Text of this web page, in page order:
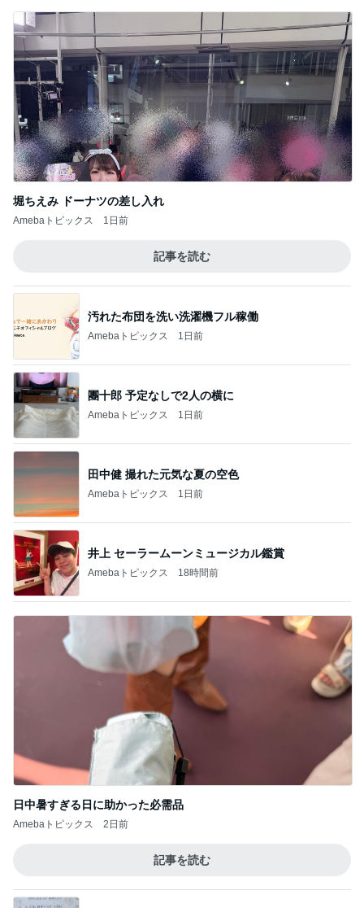
堀ちえみ ドーナツの差し入れ
Amebaトピックス 1日前
記事を読む
汚れた布団を洗い洗濯機フル稼働
Amebaトピックス 1日前
團十郎 予定なしで2人の横に
Amebaトピックス 1日前
田中健 撮れた元気な夏の空色
Amebaトピックス 1日前
井上 セーラームーンミュージカル鑑賞
Amebaトピックス 18時間前
日中暑すぎる日に助かった必需品
Amebaトピックス 2日前
記事を読む